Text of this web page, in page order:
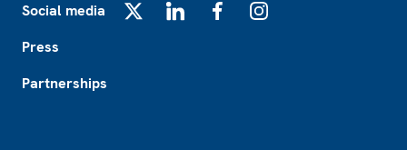
Social media
Press
Partnerships